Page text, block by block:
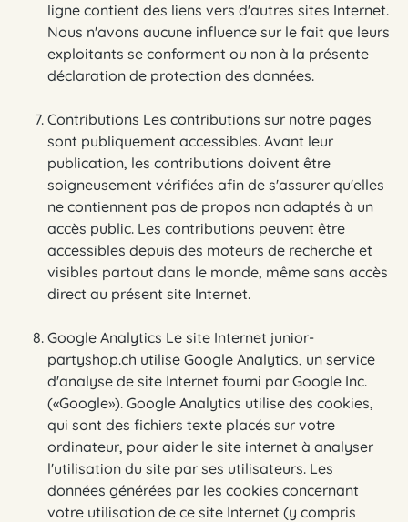
ligne contient des liens vers d'autres sites Internet.
Nous n'avons aucune influence sur le fait que leurs
exploitants se conforment ou non à la présente
déclaration de protection des données.
Contributions Les contributions sur notre pages
sont publiquement accessibles. Avant leur
publication, les contributions doivent être
soigneusement vérifiées afin de s'assurer qu'elles
ne contiennent pas de propos non adaptés à un
accès public. Les contributions peuvent être
accessibles depuis des moteurs de recherche et
visibles partout dans le monde, même sans accès
direct au présent site Internet.
Google Analytics Le site Internet junior-
partyshop.ch utilise Google Analytics, un service
d'analyse de site Internet fourni par Google Inc.
(«Google»). Google Analytics utilise des cookies,
qui sont des fichiers texte placés sur votre
ordinateur, pour aider le site internet à analyser
l'utilisation du site par ses utilisateurs. Les
données générées par les cookies concernant
votre utilisation de ce site Internet (y compris